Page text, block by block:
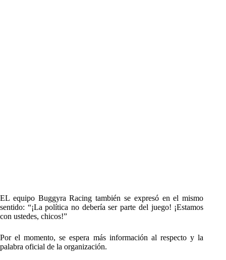
EL equipo Buggyra Racing también se expresó en el mismo
sentido: “¡La política no debería ser parte del juego! ¡Estamos
con ustedes, chicos!”
Por el momento, se espera más información al respecto y la
palabra oficial de la organización.